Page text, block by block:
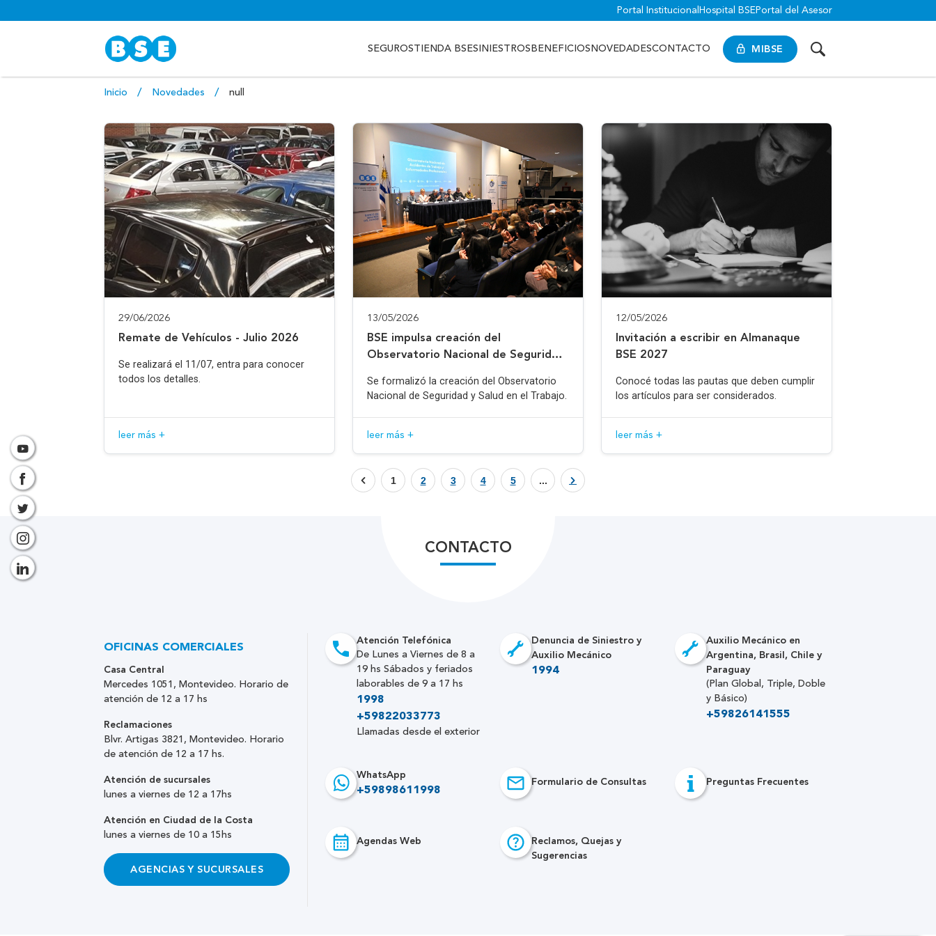
Portal Institucional Hospital BSE Portal del Asesor
MIBSE
SEGUROSTIENDA BSESINIESTROS BENEFICIOS NOVEDADESCONTACTO
Inicio Novedades null
29/06/2026
Remate de Vehículos - Julio 2026
Se realizará el 11/07, entra para conocer
todos los detalles.
leer más +
13/05/2026
BSE impulsa creación del
Observatorio Nacional de Seguridad
Se formalizó la creación del Observatorio
Nacional de Seguridad y Salud en el Trabajo.
leer más +
12/05/2026
Invitación a escribir en Almanaque
BSE 2027
Conocé todas las pautas que deben cumplir
los artículos para ser considerados.
leer más +
1 2 3 4 5 ...
CONTACTO
Atención Telefónica
De Lunes a Viernes de 8 a
19 hs Sábados y feriados
laborables de 9 a 17 hs
1998
+59822033773
Llamadas desde el exterior
Denuncia de Siniestro y
Auxilio Mecánico
1994
Auxilio Mecánico en
Argentina, Brasil, Chile y
Paraguay
(Plan Global, Triple, Doble
y Básico)
+59826141555
WhatsApp
+59898611998
Formulario de Consultas Preguntas Frecuentes
Agendas Web
Reclamos, Quejas y
Sugerencias
OFICINAS COMERCIALES
Casa Central
Mercedes 1051, Montevideo. Horario de
atención de 12 a 17 hs
Reclamaciones
Blvr. Artigas 3821, Montevideo. Horario
de atención de 12 a 17 hs.
Atención de sucursales
lunes a viernes de 12 a 17hs
Atención en Ciudad de la Costa
lunes a viernes de 10 a 15hs
AGENCIAS Y SUCURSALES